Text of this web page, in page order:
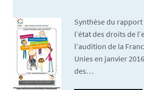
Synthèse du
l’état des droits de
l’audition de la
Unies en janvier
des…